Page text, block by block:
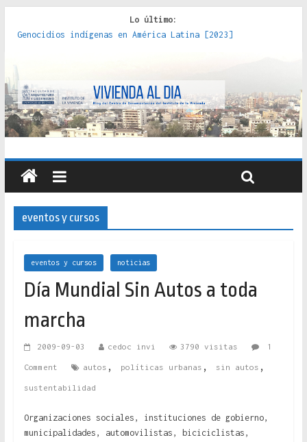
Lo último:
Genocidios indígenas en América Latina [2023]
políticas, prácticas y representaciones [2022]
crítica de las fronteras latinoamericanas [2020]
Criterios técnicos para una vivienda adecuada [2019]
Red de consultorios de la Caja del Seguro Obrero en
Santiago : un patrimonio emblemático [2014]
eventos y cursos
eventos y cursos noticias
Día Mundial Sin Autos a toda
marcha
2009-09-03 cedoc invi 3790 visitas 1
Comment autos , políticas urbanas , sin autos ,
sustentabilidad
Organizaciones sociales, instituciones de gobierno,
municipalidades, automovilistas, biciciclistas,